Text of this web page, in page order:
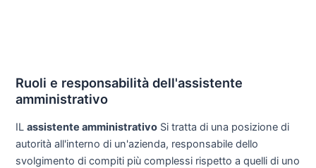
Ruoli e responsabilità dell'assistente
amministrativo
ILassistente amministrativo Si tratta di una posizione di
autorità all'interno di un'azienda, responsabile dello
svolgimento di compiti più complessi rispetto a quelli di uno